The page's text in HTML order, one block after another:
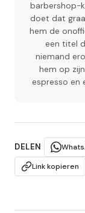
barbershop-
doet dat
hem de
een titel
niemand
hem op
espresso en
DELEN
Link kopieren